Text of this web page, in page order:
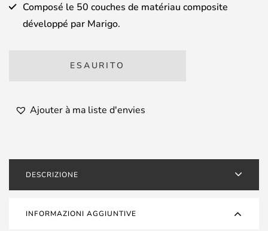
Composé le 50 couches de matériau composite
développé par Marigo.
ESAURITO
Ajouter à ma liste d'envies
DESCRIZIONE
INFORMAZIONI AGGIUNTIVE